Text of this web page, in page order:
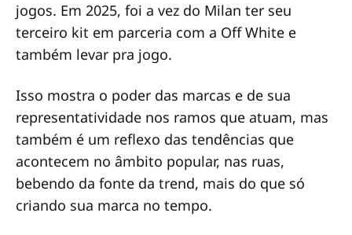
jogos. Em 2025, foi a vez do Milan ter seu
terceiro kit em parceria com a Off White e
também levar pra jogo.
Isso mostra o poder das marcas e de sua
representatividade nos ramos que atuam, mas
também é um reflexo das tendências que
acontecem no âmbito popular, nas ruas,
bebendo da fonte da trend, mais do que só
criando sua marca no tempo.